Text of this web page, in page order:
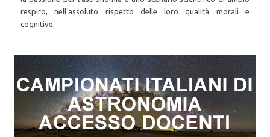
respiro, nell’assoluto rispetto delle loro qualità morali e
cognitive.